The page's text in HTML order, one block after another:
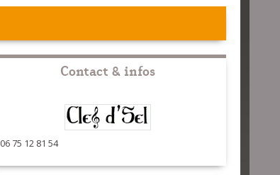
Contact & infos
06 75 12 81 54